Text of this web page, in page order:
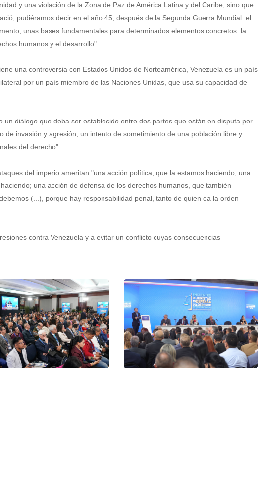
y una violación de la Zona de Paz de América Latina y del Caribe, sino que
pudiéramos decir en el año 45, después de la Segunda Guerra Mundial: el
unas bases fundamentales para determinados elementos concretos: la
humanos y el desarrollo".
una controversia con Estados Unidos de Norteamérica, Venezuela es un país
por un país miembro de las Naciones Unidas, que usa su capacidad de
diálogo que deba ser establecido entre dos partes que están en disputa por
de invasión y agresión; un intento de sometimiento de una población libre y
del derecho".
del imperio ameritan "una acción política, que la estamos haciendo; una
una acción de defensa de los derechos humanos, que también
(...), porque hay responsabilidad penal, tanto de quien da la orden
contra Venezuela y a evitar un conflicto cuyas consecuencias